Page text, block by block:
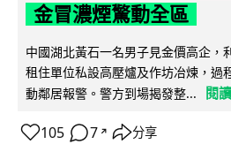
金冒濃煙驚動全區
中國湖北黃石一名男子見金價高企，
租住單位私設高壓爐及作坊冶煉，過
動鄰居報警。警方到場揭發整...
閱
105 7 ↗ 分享